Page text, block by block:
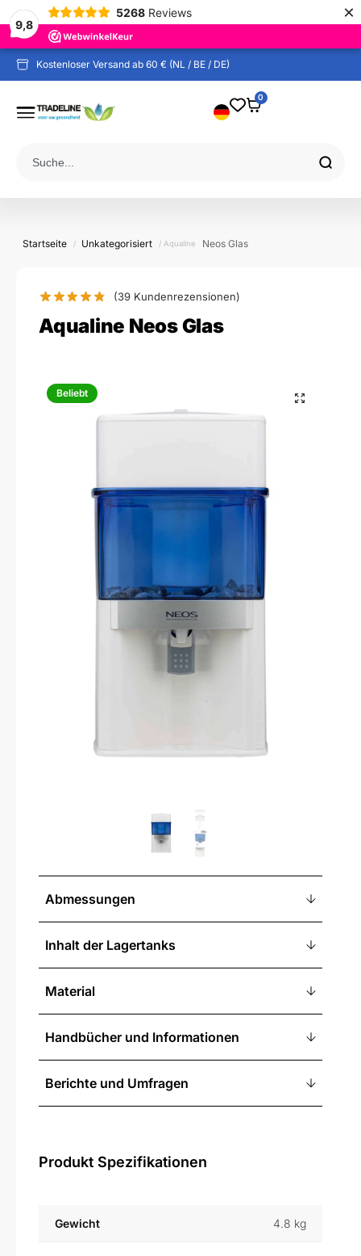
9,8
5268 Reviews ×
Kostenloser Versand ab 60 € (NL / BE / DE)
0
Startseite / Unkategorisiert / Aqualine Neos Glas
(39 Kundenrezensionen)
Aqualine Neos Glas
Beliebt
Abmessungen
Inhalt der Lagertanks
Material
Handbücher und Informationen
Berichte und Umfragen
Produkt Spezifikationen
Gewicht 4.8 kg